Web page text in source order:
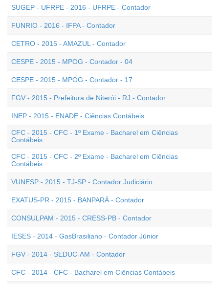
SUGEP - UFRPE - 2016 - UFRPE - Contador
FUNRIO - 2016 - IFPA - Contador
CETRO - 2015 - AMAZUL - Contador
CESPE - 2015 - MPOG - Contador - 04
CESPE - 2015 - MPOG - Contador - 17
FGV - 2015 - Prefeitura de Niterói - RJ - Contador
INEP - 2015 - ENADE - Ciências Contábeis
CFC - 2015 - CFC - 1º Exame - Bacharel em Ciências
Contábeis
CFC - 2015 - CFC - 2º Exame - Bacharel em Ciências
Contábeis
VUNESP - 2015 - TJ-SP - Contador Judiciário
EXATUS-PR - 2015 - BANPARÁ - Contador
CONSULPAM - 2015 - CRESS-PB - Contador
IESES - 2014 - GasBrasiliano - Contador Júnior
FGV - 2014 - SEDUC-AM - Contador
CFC - 2014 - CFC - Bacharel em Ciências Contábeis